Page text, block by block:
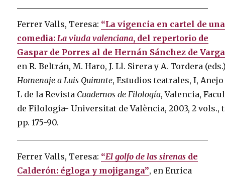
Ferrer Valls, Teresa: “La vigencia en cartel de una
comedia:La viuda valenciana, del repertorio de
Gaspar de Porres al de Hernán Sánchez de
en R. Beltrán, M. Haro, J. Ll. Sirera y A. Tordera
Homenaje a Luis Quirante, Estudios teatrales, I, Anejo
L de la Revista Cuadernos de Filología, Valencia,
de Filologia- Universitat de València, 2003, 2 vols.,
pp. 175-90.
Ferrer Valls, Teresa: “El golfo de las sirenas de
Calderón: égloga y mojiganga”, en Enrica